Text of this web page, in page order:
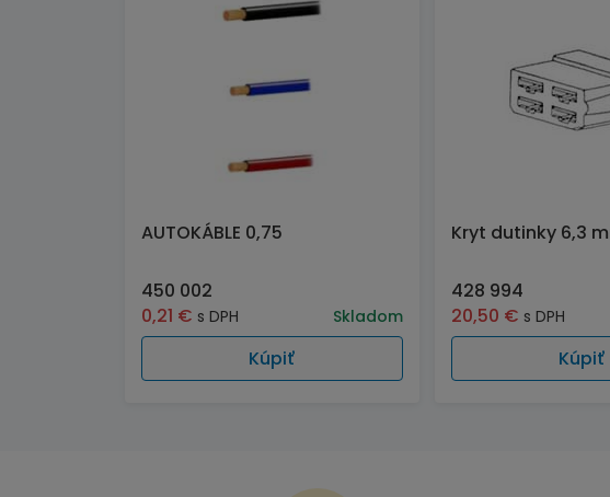
AUTOKÁBLE 0,75
450 002
0,21 € s DPH Skladom
Kúpiť
Kryt dutinky 6,3
428 994
20,50 € s DPH
Kúpiť